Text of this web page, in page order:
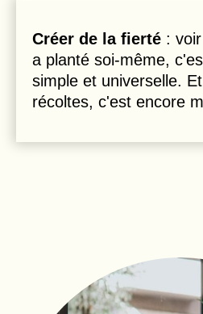
Créer de la fierté :
a planté soi-même,
simple et universelle.
récoltes, c'est encore